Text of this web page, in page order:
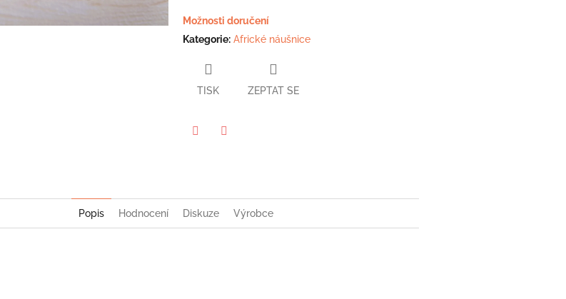
Možnosti doručení
Kategorie: Africké náušnice
TISK ZEPTAT SE
Popis Hodnocení Diskuze Výrobce